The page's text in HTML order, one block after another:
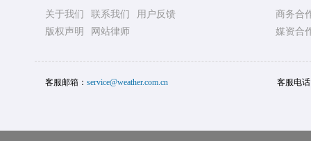
关于我们 联系我们
用户反馈
版权声明
网站律师
商务合
媒资合
客服邮箱： service@weather.com.cn 客服电